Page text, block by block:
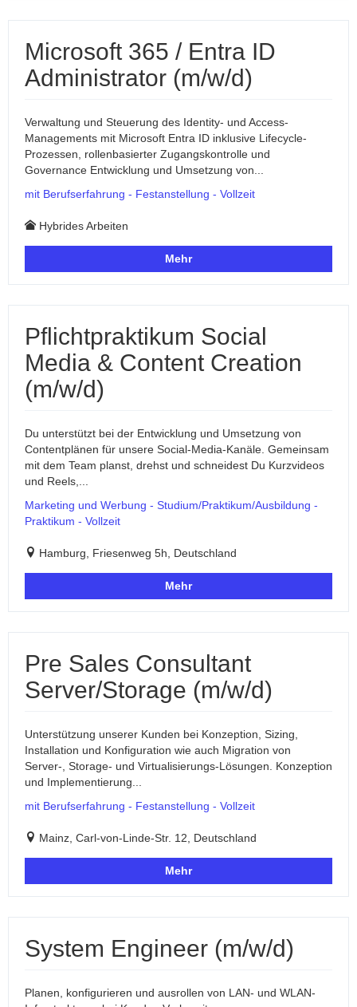
Microsoft 365 / Entra ID
Administrator (m/w/d)
Verwaltung und Steuerung des Identity- und Access-
Managements mit Microsoft Entra ID inklusive Lifecycle-
Prozessen, rollenbasierter Zugangskontrolle und
Governance Entwicklung und Umsetzung von...
mit Berufserfahrung - Festanstellung - Vollzeit
Hybrides Arbeiten
Mehr
Pflichtpraktikum Social
Media & Content Creation
(m/w/d)
Du unterstützt bei der Entwicklung und Umsetzung von
Contentplänen für unsere Social-Media-Kanäle. Gemeinsam
mit dem Team planst, drehst und schneidest Du Kurzvideos
und Reels,...
Marketing und Werbung - Studium/Praktikum/Ausbildung -
Praktikum - Vollzeit
Hamburg, Friesenweg 5h, Deutschland
Mehr
Pre Sales Consultant
Server/Storage (m/w/d)
Unterstützung unserer Kunden bei Konzeption, Sizing,
Installation und Konfiguration wie auch Migration von
Server-, Storage- und Virtualisierungs-Lösungen. Konzeption
und Implementierung...
mit Berufserfahrung - Festanstellung - Vollzeit
Mainz, Carl-von-Linde-Str. 12, Deutschland
Mehr
System Engineer (m/w/d)
Planen, konfigurieren und ausrollen von LAN- und WLAN-